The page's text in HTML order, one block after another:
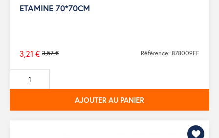
ETAMINE 70*70CM
Prix
de
base
3,57 €
3,21 € Référence: 878009FF
AJOUTER AU PANIER